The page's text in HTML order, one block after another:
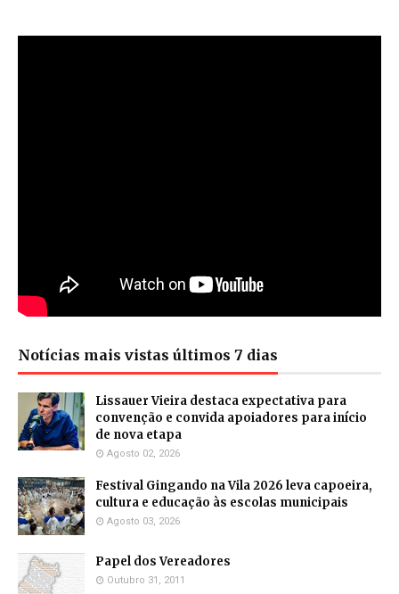
Notícias mais vistas últimos 7 dias
Lissauer Vieira destaca expectativa para
convenção e convida apoiadores para início
de nova etapa
Agosto 02, 2026
Festival Gingando na Vila 2026 leva capoeira,
cultura e educação às escolas municipais
Agosto 03, 2026
Papel dos Vereadores
Outubro 31, 2011